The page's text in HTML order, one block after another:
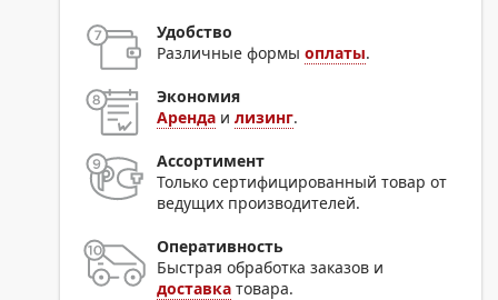
Удобство
Различные формыоплаты.
Экономия
Аренда илизинг.
Ассортимент
Только сертифицированный товар от
ведущих производителей.
Оперативность
Быстрая обработка заказов и
доставка товара.